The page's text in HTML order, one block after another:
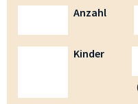
Anzahl
Kinder